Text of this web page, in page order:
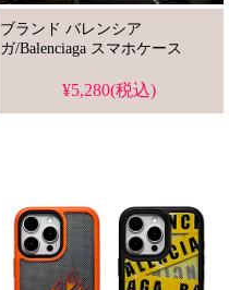
ブランド バレンシア
ガ/Balenciaga スマホケース
¥5,280(税込)